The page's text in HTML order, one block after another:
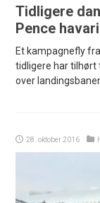
Tidligere
Pence havari
Et kampagnefly
tidligere har tilhørt
over
28. oktober 2016